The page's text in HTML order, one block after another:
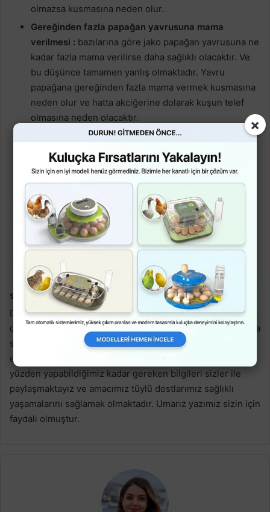
olmazsa kusmasına neden olur.
Gereğinden fazla papağan yavrusuna mama
verilmesi : bazılarına göre jako papağan yavrusuna ne
kadar fazla mama verilirse daha sağlıklı olacaktır. Ve
bu düşünce tamamen yanlış olmaktadır. Yavru
papağana gereğinden fazla mama vermek kusmasına
neden olur ve hatta akciğerine dolarak kuşun telef
olmasına neden olacaktır.
Hastalık ve midede zararlı bakterilerin bulunması :
yavru papağanların midelerinde bazı bakterilerin
bulunması, mide refleksine ve hasta olmasına neden
olur. Bu faktörler sadece yavru papağanların
kusmasına neden olanların bir kaçı olmaktadır. Ama
her zaman dikkat etmeniz gereken konu, önceki yem
tamamen sindirilmeden, ve kuşun kursağı tamamen
boşalmadan, kesinlikle kuşa yem vermeyiniz. Çünkü
önceden kalan yemin bozulması mümkün olmaktadır
vebu ise kuşun ölümüne neden olabilir.
Son söz :
Değerli okurlarımız papağanlar diğer süs kuşlarından daha
dayanıklı ve beslemesi kolay olan kuşlar olmaktadırlar. Ama
sahiplenmeden önce bu sevimli kuşlar hakkında bilgi
edinmeniz sağlıklı yaşamalarına neden olacaktır. Bu
yüzden yapabildiğimiz kadar gereken bilgileri sizler ile
paylaşmaktayız ve amacımız tüylü dostlarımız sağlıklı
yaşamalarını sağlamak olmaktadır. Umarız yazımız sizin için
faydalı olmuştur.
×